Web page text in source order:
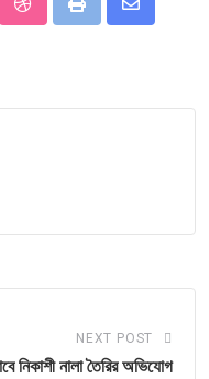
StumbleUpon
Print
Share
NEXT POST
নালা তৈরির অভিযোগ